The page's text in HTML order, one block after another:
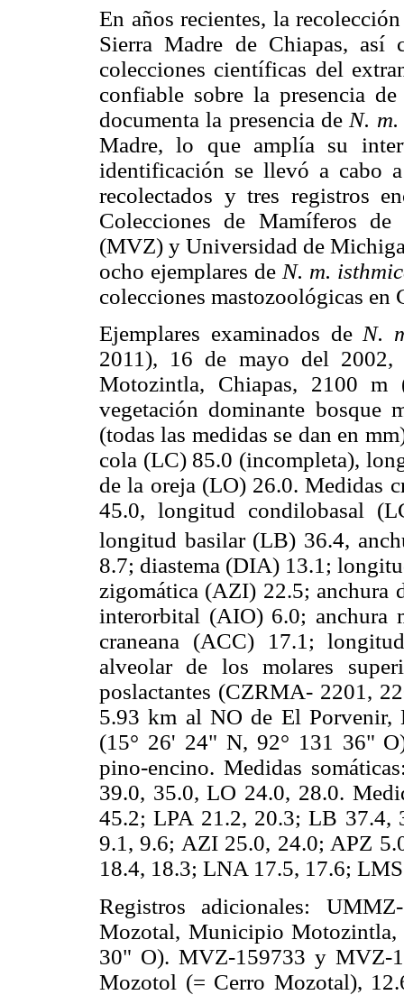
En años recientes, la
Sierra Madre de Chiapas, así
colecciones científicas del
confiable sobre la presencia
documenta la presencia de N.
Madre, lo que amplía su
identificación se llevó a cabo
recolectados y tres registros
Colecciones de Mamíferos
(MVZ) y Universidad de
ocho ejemplares de N. m.
colecciones mastozoológicas en
Ejemplares examinados de N.
2011), 16 de mayo del 2002,
Motozintla, Chiapas, 2100
vegetación dominante bosque
(todas las medidas se dan en
cola (LC) 85.0 (incompleta),
de la oreja (LO) 26.0. Medidas
45.0, longitud condilobasal
longitud basilar (LB) 36.4,
8.7; diastema (DIA) 13.1;
zigomática (AZI) 22.5; anchura
interorbital (AIO) 6.0; anchura
craneana (ACC) 17.1;
alveolar de los molares
poslactantes (CZRMA- 2201,
5.93 km al NO de El Porvenir,
(15° 26' 24" N, 92° 131 36"
pino-encino. Medidas
39.0, 35.0, LO 24.0, 28.0.
45.2; LPA 21.2, 20.3; LB
9.1, 9.6; AZI 25.0, 24.0; APZ
18.4, 18.3; LNA 17.5, 17.6;
Registros adicionales:
Mozotal, Municipio Motozintla,
30" O). MVZ-159733 y MVZ-
Mozotol (= Cerro Mozotal),